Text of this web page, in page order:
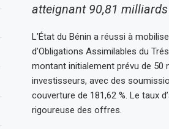
atteignant 90,81
L’État du Bénin a réussi à
d’Obligations Assimilables du
montant initialement prévu de 50
investisseurs, avec des
couverture de 181,62 %. Le taux
rigoureuse des offres.